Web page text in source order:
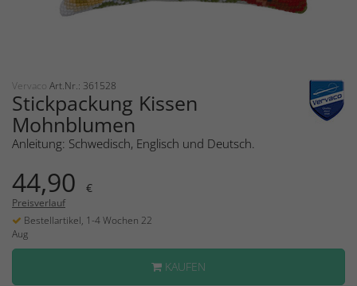
Vervaco Art.Nr.: 361528
Stickpackung Kissen
Mohnblumen
Anleitung: Schwedisch, Englisch und Deutsch.
44,90 €
Preisverlauf
Bestellartikel, 1-4 Wochen 22
Aug
KAUFEN